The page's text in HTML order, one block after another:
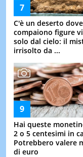
C'è un deserto dove
compaiono figure
solo dal cielo: il
irrisolto da ...
Hai queste
2 o 5 centesimi in
Potrebbero valere
di euro